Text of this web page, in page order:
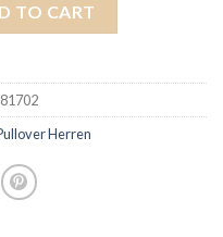
TO CART
Herren